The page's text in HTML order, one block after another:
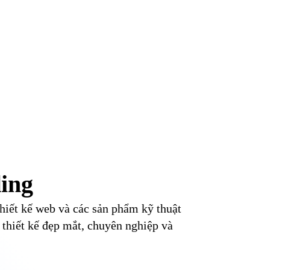
kế web và các sản phẩm kỹ thuật
kế đẹp mắt, chuyên nghiệp và